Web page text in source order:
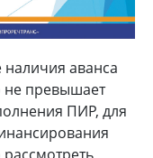
наличия аванса
не превышает
ПИР, для